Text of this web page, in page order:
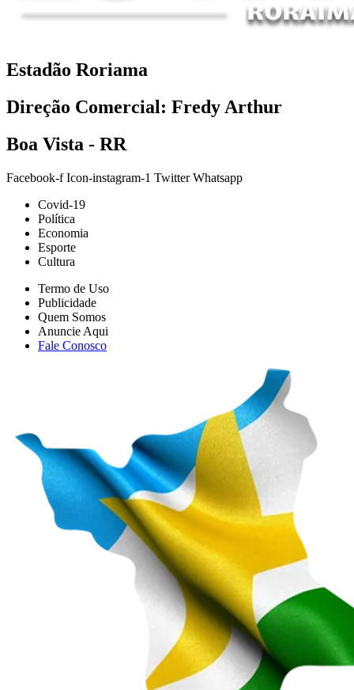
Direção Comercial: Fredy Arthur
Boa Vista - RR
Facebook-f Icon-instagram-1
Covid-19
Economia
Esporte
Cultura
Termo de Uso
Quem Somos
Anuncie Aqui
Fale Conosco